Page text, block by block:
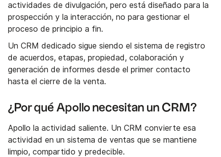
actividades de divulgación, pero está diseñado para la
prospección y la interacción, no para gestionar el
proceso de principio a fin.
Un CRM dedicado sigue siendo el sistema de registro
de acuerdos, etapas, propiedad, colaboración y
generación de informes desde el primer contacto
hasta el cierre de la venta.
¿Por qué Apollo necesitan un CRM?
Apollo la actividad saliente. Un CRM convierte esa
actividad en un sistema de ventas que se mantiene
limpio, compartido y predecible.